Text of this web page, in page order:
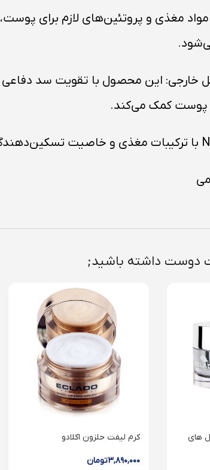
مواد مغذی و پروتئین‌های لازم برای
خارجی: این محصول با تقویت سد دفاعی
پوست کمک می‌کند.
داشته باشید;
های
کرم لیفت حلزون اکلادو
۳,۸۹۰,۰۰۰تومان